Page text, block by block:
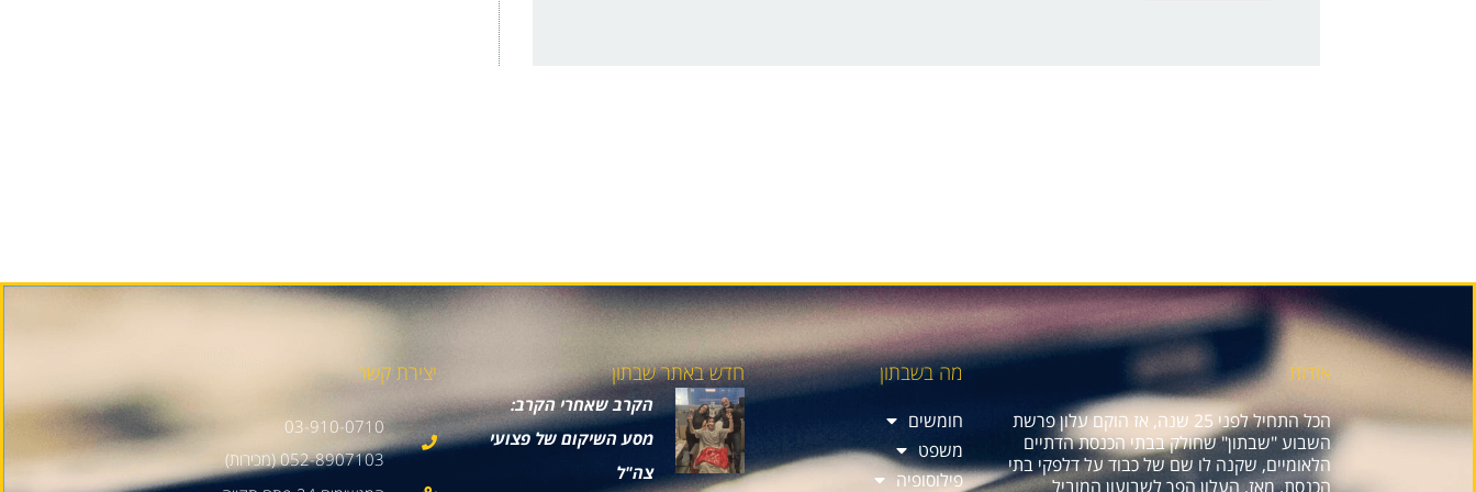
אודות
הכל התחיל לפני 25 שנה, אז הוקם עלון פרשת
השבוע "שבתון" שחולק בבתי הכנסת הדתיים
הלאומיים, שקנה לו שם של כבוד על דלפקי בתי
הכנסת. מאז, העלון הפך לשבועון המוביל
מה בשבתון
חומשים
משפט
פילוסופיה
חדש באתר שבתון
הקרב שאחרי הקרב:
מסע השיקום של פצועי
צה"ל
יצירת קשר
03-910-0710
052-8907103 (מכירות)